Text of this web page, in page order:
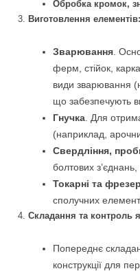
Обробка кромок,
Виготовлення елементів:
Зварювання .
ферм, стійок,
види зварювання
що забезпечують
Гнучка . Для
(наприклад,
Свердління,
болтових
Токарні та
сполучних
Складання та контроль
Попереднє
конструкції для